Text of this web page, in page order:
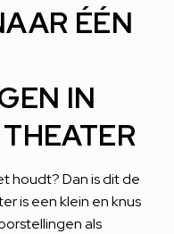
ÉÉN
IN
houdt? Dan is dit de
is een klein en knus
als